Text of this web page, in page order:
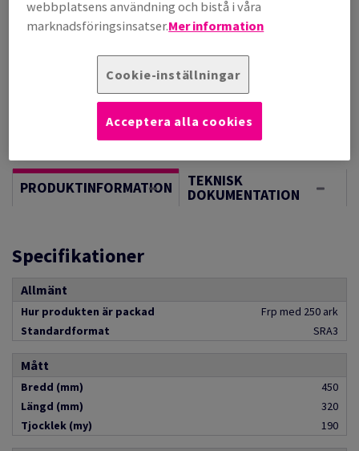
Vägledning om enheter
PRODUKTINFORMATION TEKNISK
DOKUMENTATION
Specifikationer
Allmänt
Hur produkten är packad
Frp med 250 ark
Standardformat
SRA3
Mått
Bredd (mm)
450
Längd (mm)
320
Tjocklek (my)
190
webbplatsens användning och bistå i våra
marknadsföringsinsatser.Mer information
Cookie-inställningar
Acceptera alla cookies